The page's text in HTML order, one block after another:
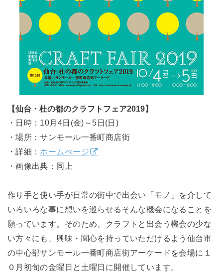
【仙台・杜の都のクラフトフェア2019】
・日時：10月4日(金)～5日(日)
・場所：サンモール一番町商店街
・詳細： ホームぺージ
・画像出典：同上
作り手と使い手が日常の街中で出会い「モノ」を介して
いろいろな事に想いを巡らせるそんな機会になることを
願っています。そのため、クラフトと出会う機会の少な
い方々にも、興味・関心を持っていただけるよう仙台市
の中心部サンモール一番町商店街アーケードを会場に１
０月初旬の金曜日と土曜日に開催しています。